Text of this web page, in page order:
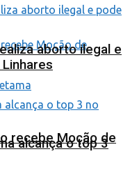
recebe Moção de
aborto ilegal e
alcança o top 3